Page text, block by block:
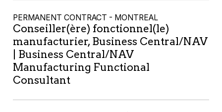
PERMANENT CONTRACT - MONTREAL
Conseiller(ère) fonctionnel(le)
manufacturier, Business Central/NAV
| Business Central/NAV
Manufacturing Functional
Consultant